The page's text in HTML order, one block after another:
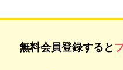
無料会員登録すると